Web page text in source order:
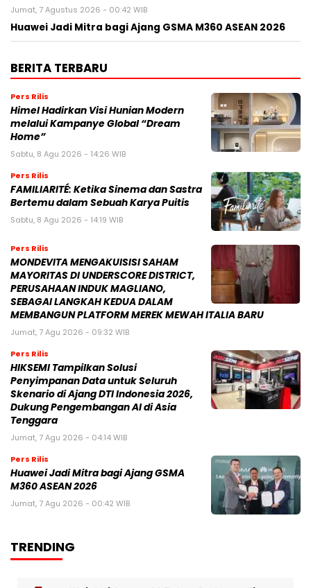
Jumat, 7 Agustus 2026 - 00:42 WIB
Huawei Jadi Mitra bagi Ajang GSMA M360 ASEAN 2026
BERITA TERBARU
Pers Rilis
Himel Hadirkan Visi Hunian Modern
melalui Kampanye Global “Dream
Home”
Sabtu, 8 Agu 2026 - 14:26 WIB
Pers Rilis
FAMILIARITÉ: Ketika Sinema dan Sastra
Bertemu dalam Sebuah Karya Puitis
Sabtu, 8 Agu 2026 - 14:19 WIB
Pers Rilis
MONDEVITA MENGAKUISISI SAHAM
MAYORITAS DI UNDERSCORE DISTRICT,
PERUSAHAAN INDUK MAGLIANO,
SEBAGAI LANGKAH KEDUA DALAM
MEMBANGUN PLATFORM MEREK MEWAH ITALIA BARU
Jumat, 7 Agu 2026 - 09:32 WIB
Pers Rilis
HIKSEMI Tampilkan Solusi
Penyimpanan Data untuk Seluruh
Skenario di Ajang DTI Indonesia 2026,
Dukung Pengembangan AI di Asia
Tenggara
Jumat, 7 Agu 2026 - 04:14 WIB
Pers Rilis
Huawei Jadi Mitra bagi Ajang GSMA
M360 ASEAN 2026
Jumat, 7 Agu 2026 - 00:42 WIB
TRENDING